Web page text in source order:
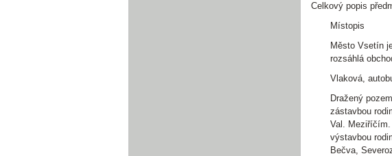
Celkový popis
Místopis
Město Vsetín
rozsáhlá
Vlaková,
Dražený
zástavbou
Val.
výstavbou
Bečva,